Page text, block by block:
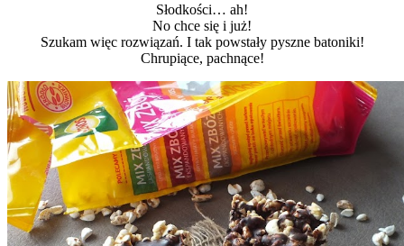
Słodkości… ah!
No chce się i już!
Szukam więc rozwiązań. I tak powstały pyszne batoniki!
Chrupiące, pachnące!